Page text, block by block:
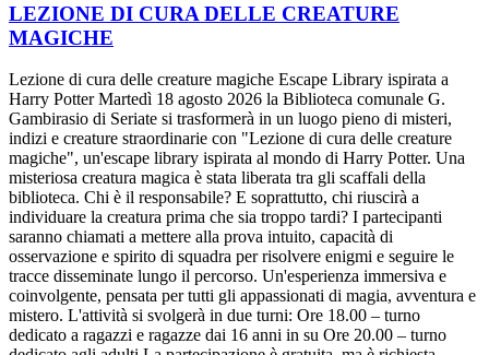
LEZIONE DI CURA DELLE CREATURE
MAGICHE
Lezione di cura delle creature magiche Escape Library ispirata a
Harry Potter Martedì 18 agosto 2026 la Biblioteca comunale G.
Gambirasio di Seriate si trasformerà in un luogo pieno di misteri,
indizi e creature straordinarie con "Lezione di cura delle creature
magiche", un'escape library ispirata al mondo di Harry Potter. Una
misteriosa creatura magica è stata liberata tra gli scaffali della
biblioteca. Chi è il responsabile? E soprattutto, chi riuscirà a
individuare la creatura prima che sia troppo tardi? I partecipanti
saranno chiamati a mettere alla prova intuito, capacità di
osservazione e spirito di squadra per risolvere enigmi e seguire le
tracce disseminate lungo il percorso. Un'esperienza immersiva e
coinvolgente, pensata per tutti gli appassionati di magia, avventura e
mistero. L'attività si svolgerà in due turni: Ore 18.00 – turno
dedicato a ragazzi e ragazze dai 16 anni in su Ore 20.00 – turno